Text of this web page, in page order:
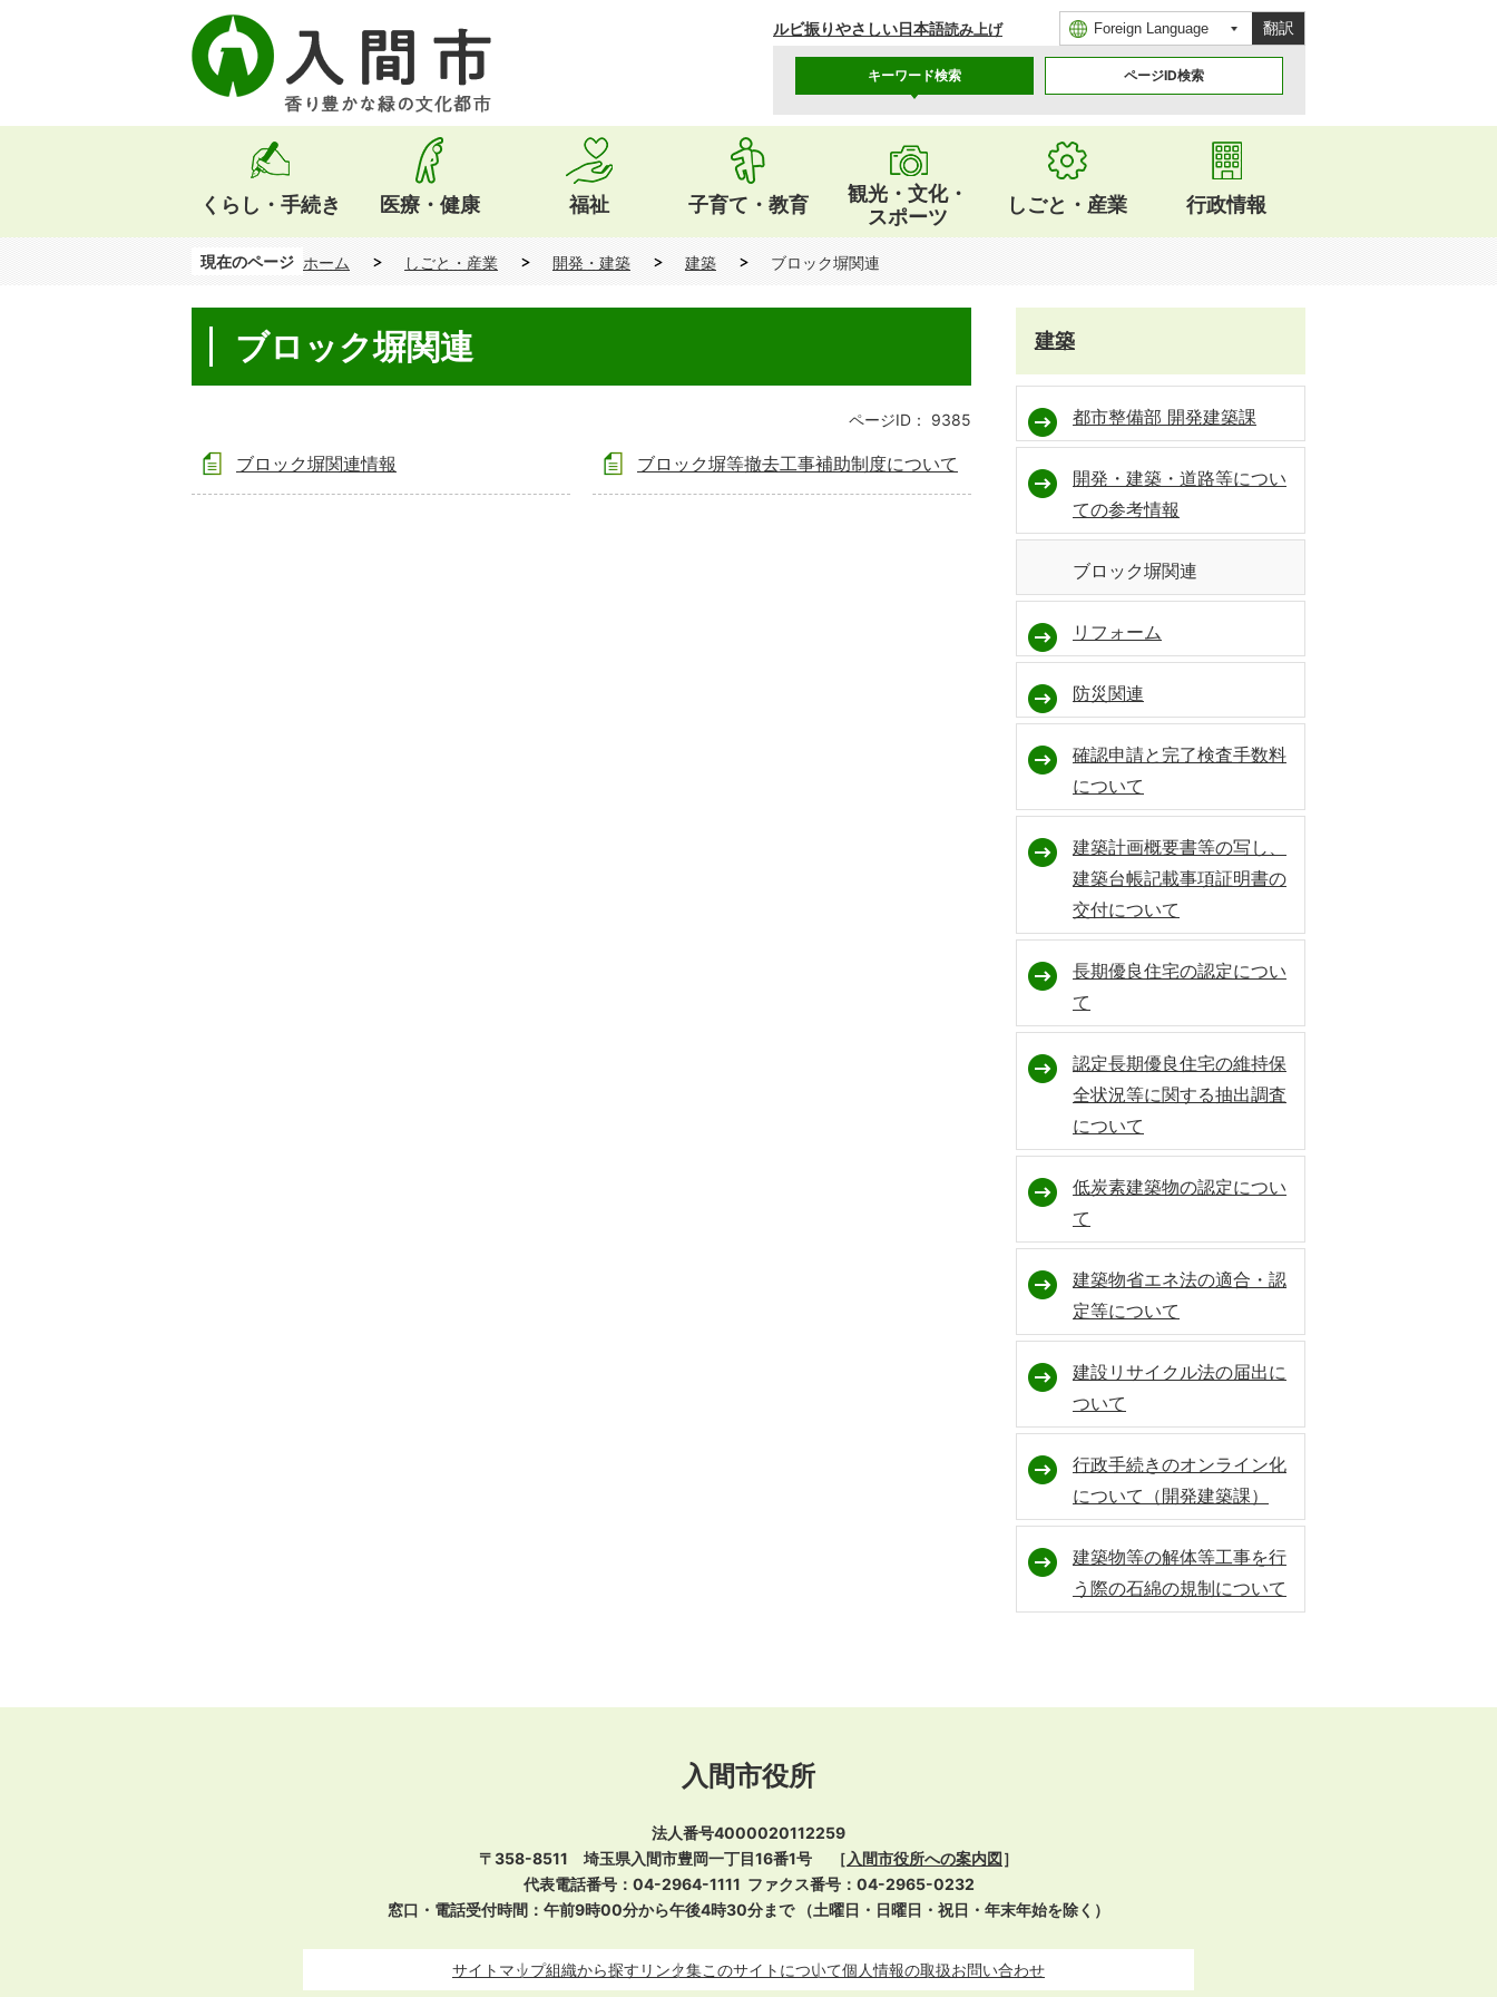
ルビ振りやさしい日本語読み上げ 翻訳
キーワード検索 ページID検索
くらし・手続き 医療・健康 福祉 子育て・教育
観光・文化・
スポーツ
しごと・産業 行政情報
現在のページ ホーム しごと・産業 開発・建築 建築 ブロック塀関連
ブロック塀関連
ページID： 9385
ブロック塀関連情報 ブロック塀等撤去工事補助制度について
建築
都市整備部 開発建築課
開発・建築・道路等につい
ての参考情報
ブロック塀関連
リフォーム
防災関連
確認申請と完了検査手数料
について
建築計画概要書等の写し、
建築台帳記載事項証明書の
交付について
長期優良住宅の認定につい
て
認定長期優良住宅の維持保
全状況等に関する抽出調査
について
低炭素建築物の認定につい
て
建築物省エネ法の適合・認
定等について
建設リサイクル法の届出に
ついて
行政手続きのオンライン化
について（開発建築課）
建築物等の解体等工事を行
う際の石綿の規制について
入間市役所
法人番号4000020112259
〒358-8511 埼玉県入間市豊岡一丁目16番1号
［ 入間市役所への案内図］
代表電話番号：04-2964-1111 ファクス番号：04-2965-0232
窓口・電話受付時間：午前9時00分から午後4時30分まで
（土曜日・日曜日・祝日・年末年始を除く）
サイトマップ組織から探す リンク集このサイトについて個人情報の取扱お問い合わせ